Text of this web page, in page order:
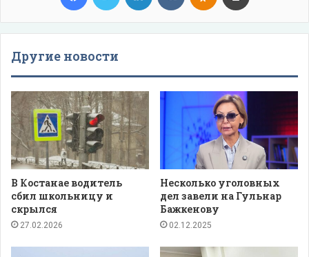
Другие новости
В Костанае водитель
сбил школьницу и
скрылся
27.02.2026
Несколько уголовных
дел завели на Гульнар
Бажкенову
02.12.2025